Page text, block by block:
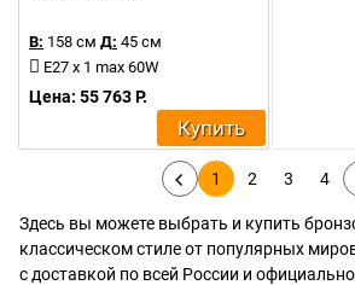
В: 158 см Д: 45 см
E27 x 1 max 60W
Цена: 55 763 Р.
Купить
1 2 3 4
Здесь вы можете выбрать и купить
классическом стиле от популярных
с доставкой по всей России и